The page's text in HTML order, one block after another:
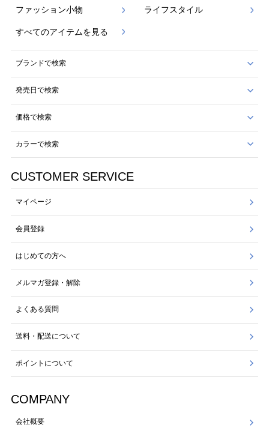
ファッション小物 ライフスタイル
すべてのアイテムを見る
ブランドで検索
発売日で検索
価格で検索
カラーで検索
CUSTOMER SERVICE
マイページ
会員登録
はじめての方へ
メルマガ登録・解除
よくある質問
送料・配送について
ポイントについて
COMPANY
会社概要